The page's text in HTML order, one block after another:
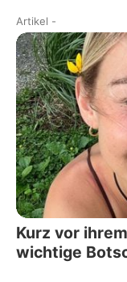
Artikel -
Kurz vor
wichtige